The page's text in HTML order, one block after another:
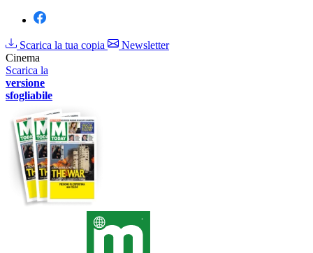
Scarica la tua copia
Newsletter
Cinema
Scarica la
versione
sfogliabile